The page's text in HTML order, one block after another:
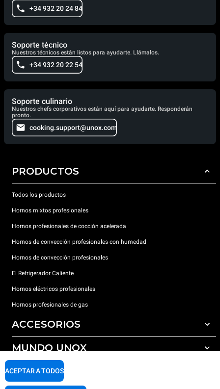
+34 932 20 24 84
Soporte técnico
Nuestros técnicos están listos para ayudarte. Llámalos.
+34 932 20 22 54
Soporte culinario
Nuestros chefs corporativos están aquí para ayudarte. Responderán
pronto.
cooking.support@unox.com
PRODUCTOS
Todos los productos
Hornos mixtos profesionales
Hornos profesionales de cocción acelerada
Hornos de convección profesionales con humedad
Hornos de convección profesionales
El Refrigerador Caliente
Hornos eléctricos profesionales
Hornos profesionales de gas
ACCESORIOS
Todos los accesorios
Detergentes para lavado automático
Detergentes para lavado manual
MUNDO UNOX
Nuestras sedes en el mundo
SOPORTE
ACEPTAR A TODOS